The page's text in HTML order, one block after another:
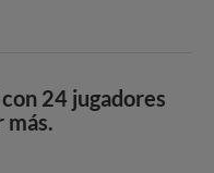
24 jugadores
más.